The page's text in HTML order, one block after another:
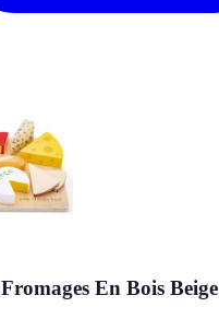
En Bois Beige